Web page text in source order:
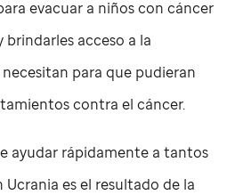
evacuar a niños con cáncer
brindarles acceso a la
para que pudieran
contra el cáncer.
ayudar rápidamente a tantos
Ucrania es el resultado de la